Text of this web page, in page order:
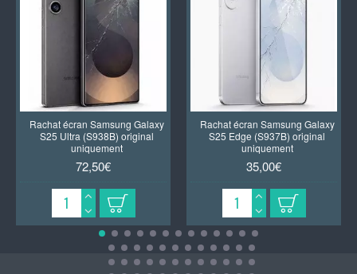
Rachat écran Samsung Galaxy
S25 Ultra (S938B) original
uniquement
72,50€
Rachat écran Samsung Galaxy
S25 Edge (S937B) original
uniquement
35,00€